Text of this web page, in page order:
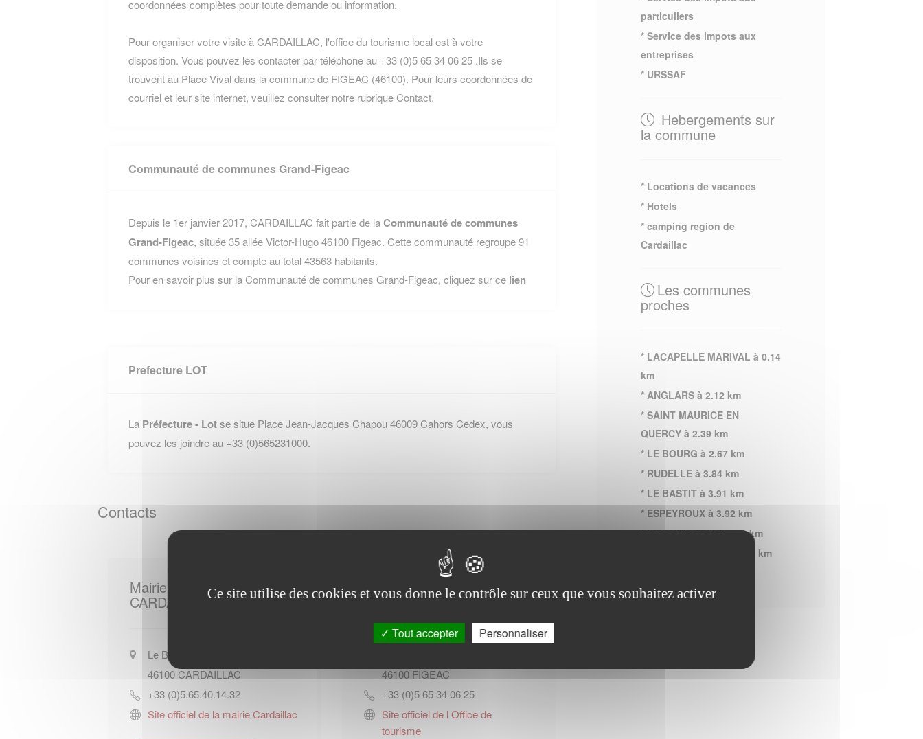
coordonnées complètes pour toute demande ou information.
Pour organiser votre visite à CARDAILLAC, l'office du tourisme local est à votre
disposition. Vous pouvez les contacter par téléphone au +33 (0)5 65 34 06 25 .Ils se
trouvent au Place Vival dans la commune de FIGEAC (46100). Pour leurs coordonnées de
courriel et leur site internet, veuillez consulter notre rubrique Contact.
Communauté de communes Grand-Figeac
Depuis le 1er janvier 2017, CARDAILLAC fait partie de laCommunauté de communes
Grand-Figeac, située 35 allée Victor-Hugo 46100 Figeac. Cette communauté regroupe 91
communes voisines et compte au total 43563 habitants.
Pour en savoir plus sur la Communauté de communes Grand-Figeac, cliquez sur ce lien
Prefecture LOT
La Préfecture - Lotse situe Place Jean-Jacques Chapou 46009 Cahors Cedex, vous
pouvez les joindre au +33 (0)565231000.
Contacts
Mairie de
CARDAILLAC
Le Bourg
46100 CARDAILLAC
+33 (0)5.65.40.14.32
Site officiel de la mairie Cardaillac
Office de tourisme de
Cardaillac
46100 FIGEAC
+33 (0)5 65 34 06 25
Site officiel de l Office de
tourisme
particuliers
* Service des impots aux
entreprises
* URSSAF
Hebergements sur
la commune
* Locations de vacances
* Hotels
* camping region de
Cardaillac
Les communes
proches
* LACAPELLE MARIVAL à 0.14
km
* ANGLARS à 2.12 km
* SAINT MAURICE EN
QUERCY à 2.39 km
* LE BOURG à 2.67 km
* RUDELLE à 3.84 km
* LE BASTIT à 3.91 km
* ESPEYROUX à 3.92 km
* LE BOUYSSOU à 4.13 km
* SAINT BRESSOU à 4.38 km
Ce site utilise des cookies et vous donne le contrôle sur ceux que vous souhaitez activer
Tout accepter Personnaliser